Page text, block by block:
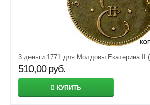
3 деньги 1771 для Молдовы Екатерина II
510,00 руб.
КУПИТЬ